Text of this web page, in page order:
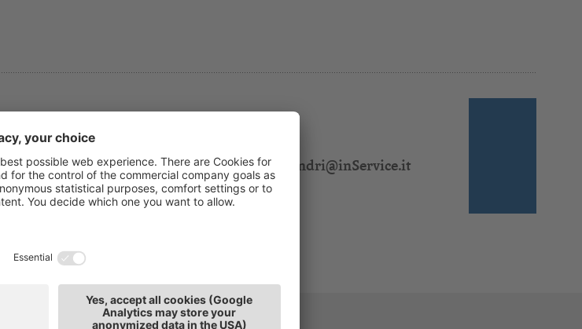
E-mail:jasmin.sandri@inService.it